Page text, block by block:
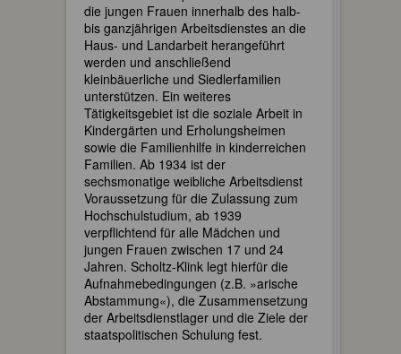
die jungen Frauen innerhalb des halb-
bis ganzjährigen Arbeitsdienstes an die
Haus- und Landarbeit herangeführt
werden und anschließend
kleinbäuerliche und Siedlerfamilien
unterstützen. Ein weiteres
Tätigkeitsgebiet ist die soziale Arbeit in
Kindergärten und Erholungsheimen
sowie die Familienhilfe in kinderreichen
Familien. Ab 1934 ist der
sechsmonatige weibliche Arbeitsdienst
Voraussetzung für die Zulassung zum
Hochschulstudium, ab 1939
verpflichtend für alle Mädchen und
jungen Frauen zwischen 17 und 24
Jahren. Scholtz-Klink legt hierfür die
Aufnahmebedingungen (z.B. »arische
Abstammung«), die Zusammensetzung
der Arbeitsdienstlager und die Ziele der
staatspolitischen Schulung fest.